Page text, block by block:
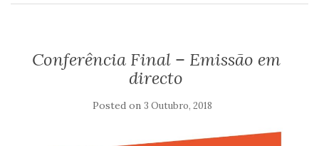
Conferência Final – Emissão em
directo
Posted on 3 Outubro, 2018